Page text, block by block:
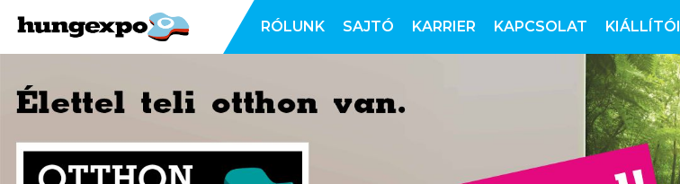
RÓLUNK SAJTÓ KARRIER KAPCSOLAT